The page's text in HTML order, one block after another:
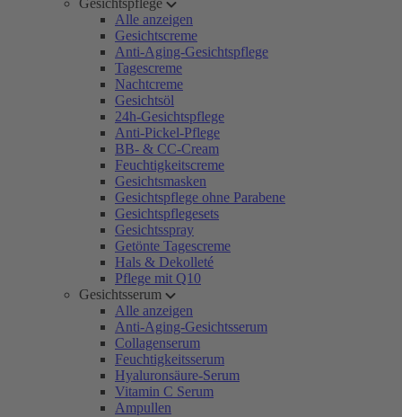
Gesichtspflege
Alle anzeigen
Gesichtscreme
Anti-Aging-Gesichtspflege
Tagescreme
Nachtcreme
Gesichtsöl
24h-Gesichtspflege
Anti-Pickel-Pflege
BB- & CC-Cream
Feuchtigkeitscreme
Gesichtsmasken
Gesichtspflege ohne Parabene
Gesichtspflegesets
Gesichtsspray
Getönte Tagescreme
Hals & Dekolleté
Pflege mit Q10
Gesichtsserum
Alle anzeigen
Anti-Aging-Gesichtsserum
Collagenserum
Feuchtigkeitsserum
Hyaluronsäure-Serum
Vitamin C Serum
Ampullen